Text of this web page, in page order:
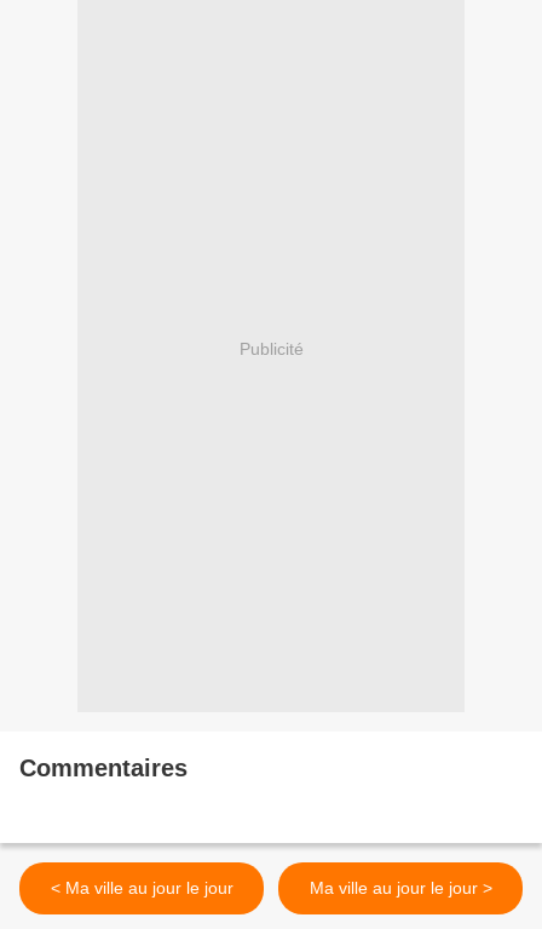
Publicité
Commentaires
< Ma ville au jour le jour Ma ville au jour le jour >